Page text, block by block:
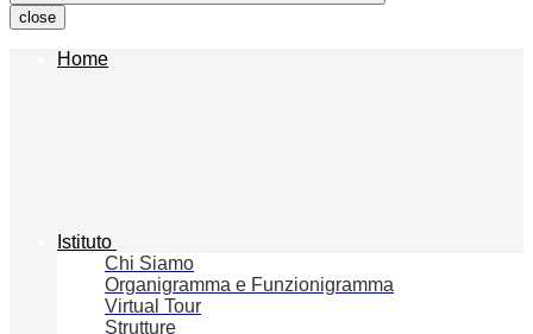
close
Home
Istituto
Chi Siamo
Organigramma e Funzionigramma
Virtual Tour
Strutture